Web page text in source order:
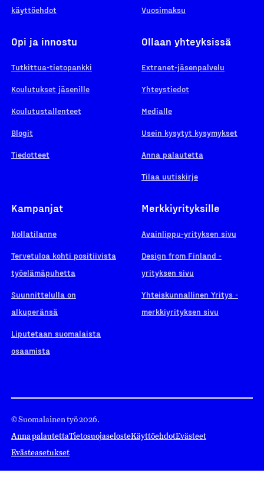
käyttöehdot
Vuosimaksu
Opi ja innostu
Tutkittua-tietopankki
Koulutukset jäsenille
Koulutustallenteet
Blogit
Tiedotteet
Ollaan yhteyksissä
Extranet-jäsenpalvelu
Yhteystiedot
Medialle
Usein kysytyt kysymykset
Anna palautetta
Tilaa uutiskirje
Kampanjat
Nollatilanne
Tervetuloa kohti positiivista
työelämäpuhetta
Suunnittelulla on
alkuperänsä
Liputetaan suomalaista
osaamista
Merkkiyrityksille
Avainlippu-yrityksen sivu
Design from Finland -
yrityksen sivu
Yhteiskunnallinen Yritys -
merkkiyrityksen sivu
© Suomalainen työ 2026.
Anna palautettaTietosuojaselosteKäyttöehdotEvästeet
Evästeasetukset